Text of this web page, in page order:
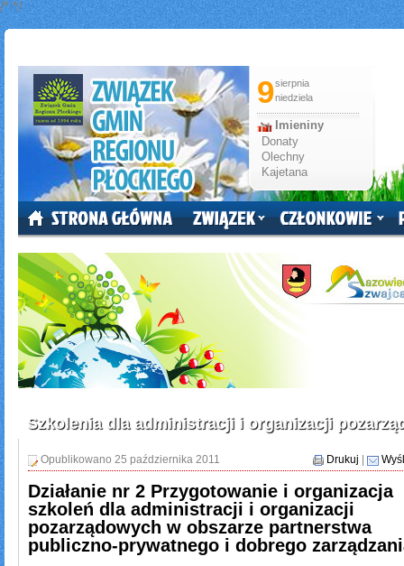
/**/
9 sierpnia
niedziela
Imieniny
Donaty
Olechny
Kajetana
Szkolenia dla administracji i organizacji
Opublikowano 25 października 2011 Drukuj
Działanie nr 2 Przygotowanie i organizacja
szkoleń dla administracji i organizacji
pozarządowych w obszarze partnerstwa
publiczno-prywatnego i dobrego